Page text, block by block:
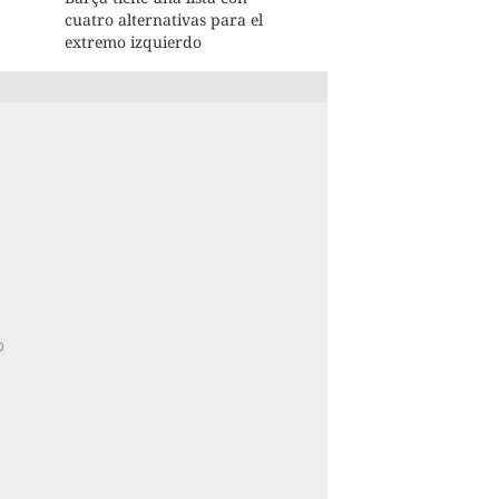
cuatro alternativas para el
extremo izquierdo